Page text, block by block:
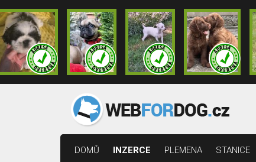
DOMŮ INZERCE PLEMENA STANICE